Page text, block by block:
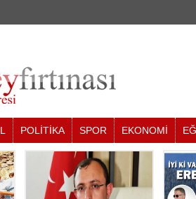
POLİTİKA SPOR EKONOMİ